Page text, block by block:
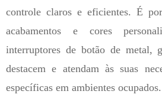
controle claros e eficientes. É
acabamentos e cores
interruptores de botão de metal,
destacem e atendam às suas
específicas em ambientes ocupados.